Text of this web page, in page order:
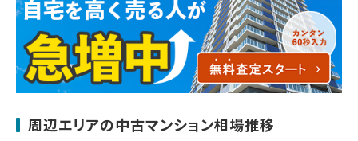
周辺エリアの中古マンション相場推移